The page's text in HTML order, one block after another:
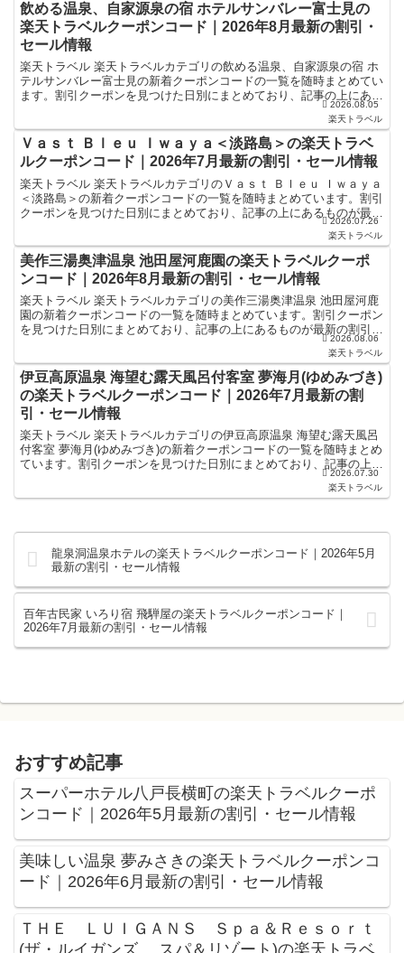
飲める温泉、自家源泉の宿 ホテルサンバレー富士見の
楽天トラベルクーポンコード｜2026年8月最新の割引・
セール情報
楽天トラベル 楽天トラベルカテゴリの飲める温泉、自家源泉の宿 ホ
テルサンバレー富士見の新着クーポンコードの一覧を随時まとめてい
ます。割引クーポンを見つけた日別にまとめており、記事の上にある
ものが最新の割引クーポンになります。ホテル・旅館宿泊...2026.08.05
楽天トラベル
Ｖａｓｔ Ｂｌｅｕ Ｉｗａｙａ＜淡路島＞の楽天トラベ
ルクーポンコード｜2026年7月最新の割引・セール情報
楽天トラベル 楽天トラベルカテゴリのＶａｓｔ Ｂｌｅｕ Ｉｗａｙａ
＜淡路島＞の新着クーポンコードの一覧を随時まとめています。割引
クーポンを見つけた日別にまとめており、記事の上にあるものが最新
の割引クーポンになります。ホテル・旅館宿泊の予約な... 2026.07.26
楽天トラベル
美作三湯奥津温泉 池田屋河鹿園の楽天トラベルクーポ
ンコード｜2026年8月最新の割引・セール情報
楽天トラベル 楽天トラベルカテゴリの美作三湯奥津温泉 池田屋河鹿
園の新着クーポンコードの一覧を随時まとめています。割引クーポン
を見つけた日別にまとめており、記事の上にあるものが最新の割引ク
ーポンになります。ホテル・旅館宿泊の予約などで使える...2026.08.06
楽天トラベル
伊豆高原温泉 海望む露天風呂付客室 夢海月(ゆめみづき)
の楽天トラベルクーポンコード｜2026年7月最新の割
引・セール情報
楽天トラベル 楽天トラベルカテゴリの伊豆高原温泉 海望む露天風呂
付客室 夢海月(ゆめみづき)の新着クーポンコードの一覧を随時まとめ
ています。割引クーポンを見つけた日別にまとめており、記事の上に
2026.07.30
楽天トラベル
龍泉洞温泉ホテルの楽天トラベルクーポンコード｜2026年5月
最新の割引・セール情報
百年古民家 いろり宿 飛騨屋の楽天トラベルクーポンコード｜
2026年7月最新の割引・セール情報
おすすめ記事
スーパーホテル八戸長横町の楽天トラベルクーポ
ンコード｜2026年5月最新の割引・セール情報
美味しい温泉 夢みさきの楽天トラベルクーポンコ
ード｜2026年6月最新の割引・セール情報
ＴＨＥ ＬＵＩＧＡＮＳ Ｓｐａ＆Ｒｅｓｏｒｔ
(ザ・ルイガンズ. スパ＆リゾート)の楽天トラベ